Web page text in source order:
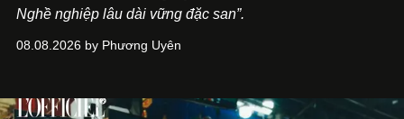
Nghề nghiệp lâu dài vững đặc san”.
08.08.2026 by Phương Uyên